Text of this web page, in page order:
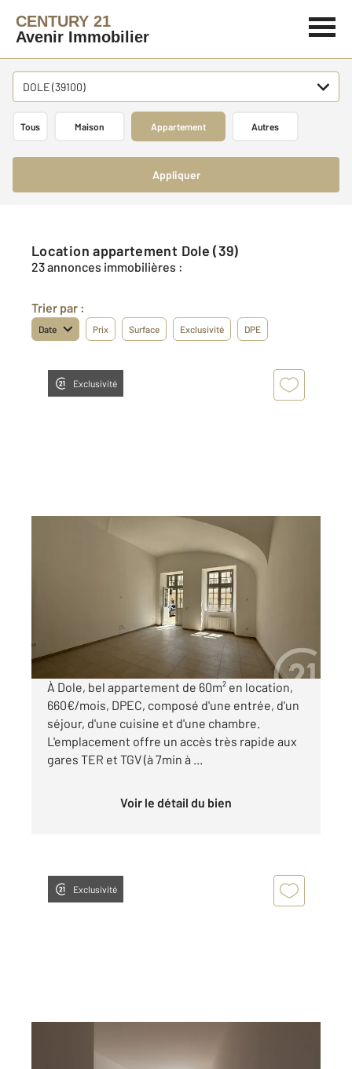
CENTURY 21
Avenir Immobilier
DOLE (39100)
Tous Maison Appartement Autres
Appliquer
Location appartement Dole (39)
23 annonces immobilières :
Trier par :
Date Prix Surface Exclusivité DPE
Exclusivité
, 2 pièces
Appartement à louer
660 €
par mois charges comprises
À Dole, bel appartement de 60m² en location,
660€/mois, DPEC, composé d'une entrée, d'un
séjour, d'une cuisine et d'une chambre.
L'emplacement offre un accès très rapide aux
gares TER et TGV (à 7min à ...
Voir le détail du bien
Exclusivité
, 2 pièces